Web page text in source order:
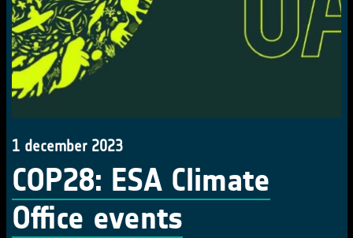
1 december 2023
COP28: ESA Climate
Office events